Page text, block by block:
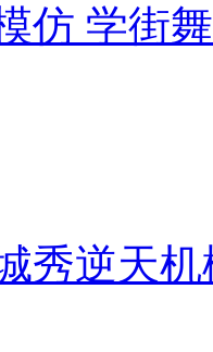
仿 学街
秀逆天机